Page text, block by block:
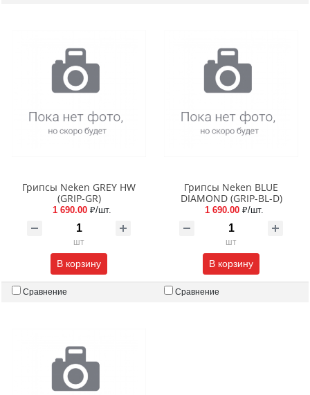
Грипсы Neken GREY HW
(GRIP-GR)
1 690.00 ₽/шт.
шт
В корзину
Сравнение
Грипсы Neken BLUE
DIAMOND (GRIP-BL-D)
1 690.00 ₽/шт.
шт
В корзину
Сравнение